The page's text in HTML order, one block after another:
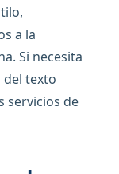
a la
Si necesita
del texto
servicios de